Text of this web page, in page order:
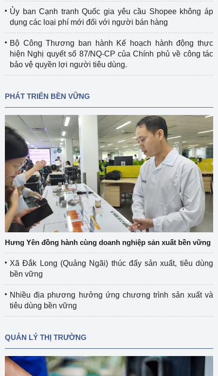
Ủy ban Cạnh tranh Quốc gia yêu cầu Shopee không áp
dụng các loại phí mới đối với người bán hàng
Bộ Công Thương ban hành Kế hoạch hành động thực
hiện Nghị quyết số 87/NQ-CP của Chính phủ về công tác
bảo vệ quyền lợi người tiêu dùng.
PHÁT TRIỂN BỀN VỮNG
Hưng Yên đồng hành cùng doanh nghiệp sản xuất bền vững
Xã Đắk Long (Quảng Ngãi) thúc đẩy sản xuất, tiêu dùng
bền vững
Nhiều địa phương hưởng ứng chương trình sản xuất và
tiêu dùng bền vững
QUẢN LÝ THỊ TRƯỜNG